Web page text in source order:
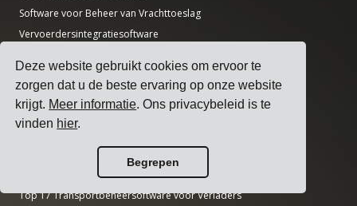
Deze website gebruikt cookies om ervoor te
zorgen dat u de beste ervaring op onze website
krijgt. Meer informatie. Ons privacybeleid is te
vinden hier.
Begrepen
Software voor Beheer van Vrachttoeslag
Vervoerdersintegratiesoftware
Software voor verzending via meerdere vervoerders
Multi-Vervoerder Vrachtverzending API
Dock planningssoftware
Top 17 Transportbeheersoftware voor Verladers